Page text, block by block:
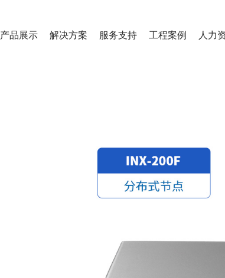
产品展示 解决方案 服务支持 工程案例 人力